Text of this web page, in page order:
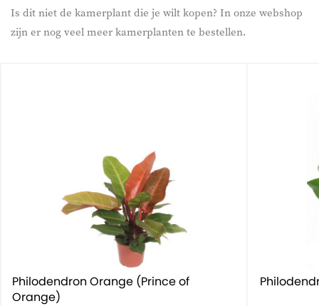
Is dit niet de kamerplant die je wilt kopen? In onze webshop
zijn er nog veel meer kamerplanten te bestellen.
Philodendron Orange (Prince of
Orange)